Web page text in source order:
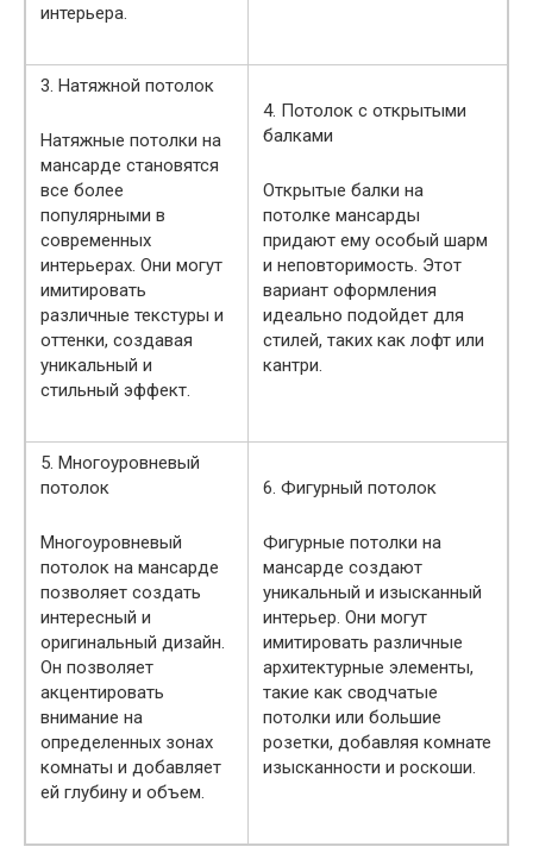
интерьера.
3. Натяжной потолок
Натяжные потолки на
мансарде становятся
все более
популярными в
современных
интерьерах. Они могут
имитировать
различные текстуры и
оттенки, создавая
уникальный и
стильный эффект.
4. Потолок с открытыми
балками
Открытые балки на
потолке мансарды
придают ему особый шарм
и неповторимость. Этот
вариант оформления
идеально подойдет для
стилей, таких как лофт или
кантри.
5. Многоуровневый
потолок
Многоуровневый
потолок на мансарде
позволяет создать
интересный и
оригинальный дизайн.
Он позволяет
акцентировать
внимание на
определенных зонах
комнаты и добавляет
ей глубину и объем.
6. Фигурный потолок
Фигурные потолки на
мансарде создают
уникальный и изысканный
интерьер. Они могут
имитировать различные
архитектурные элементы,
такие как сводчатые
потолки или большие
розетки, добавляя комнате
изысканности и роскоши.